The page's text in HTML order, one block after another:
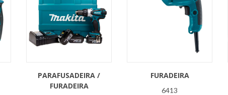
PARAFUSADEIRA /
FURADEIRA
FURADEIRA
6413